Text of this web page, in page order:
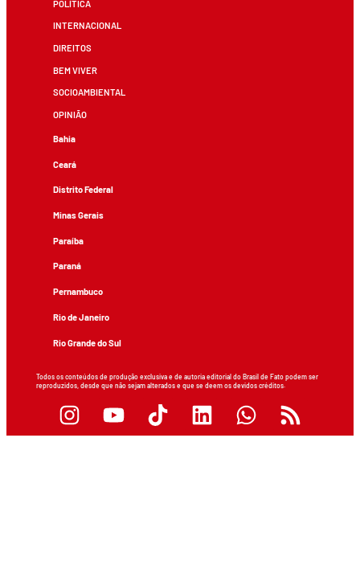
POLÍTICA
INTERNACIONAL
DIREITOS
BEM VIVER
SOCIOAMBIENTAL
OPINIÃO
Bahia
Ceará
Distrito Federal
Minas Gerais
Paraíba
Paraná
Pernambuco
Rio de Janeiro
Rio Grande do Sul
Todos os conteúdos de produção exclusiva e de autoria editorial do Brasil de Fato podem ser
reproduzidos, desde que não sejam alterados e que se deem os devidos créditos.